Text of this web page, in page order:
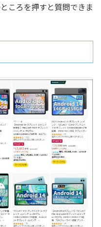
ころを押すと質問できま